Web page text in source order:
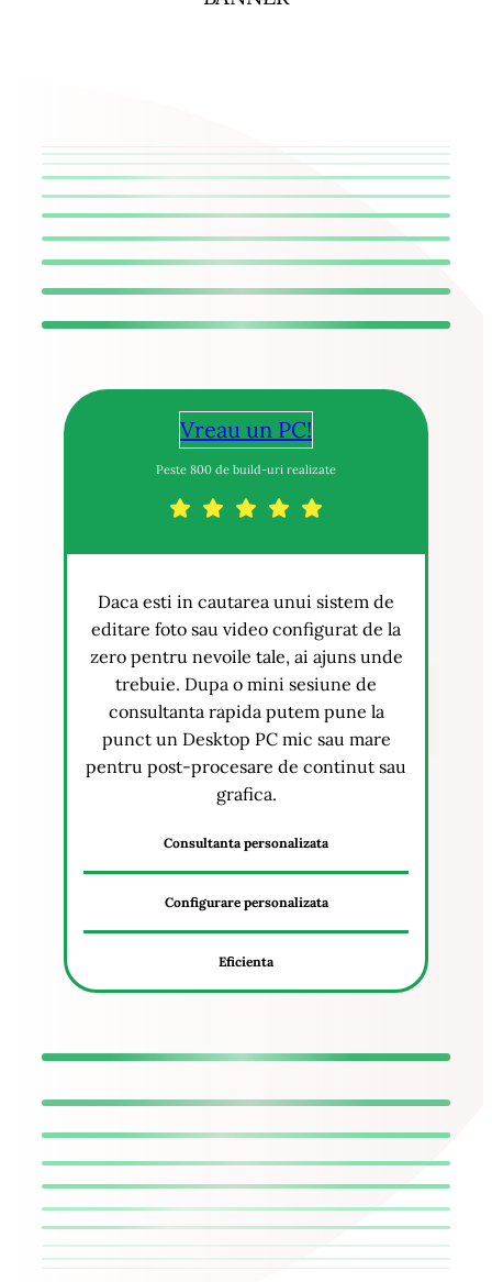
Vreau un PC!
Peste 800 de build-uri realizate
Daca esti in cautarea unui sistem de
editare foto sau video configurat de la
zero pentru nevoile tale, ai ajuns unde
trebuie. Dupa o mini sesiune de
consultanta rapida putem pune la
punct un Desktop PC mic sau mare
pentru post-procesare de continut sau
grafica.
Consultanta personalizata
Configurare personalizata
Eficienta